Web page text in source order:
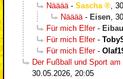
Nääää - Sascha
Nääää - Eisen
Für mich Elfer-
Für mich Elfer-
Für mich Elfer-
Der Fußball und Sport
30.05.2026, 20:05